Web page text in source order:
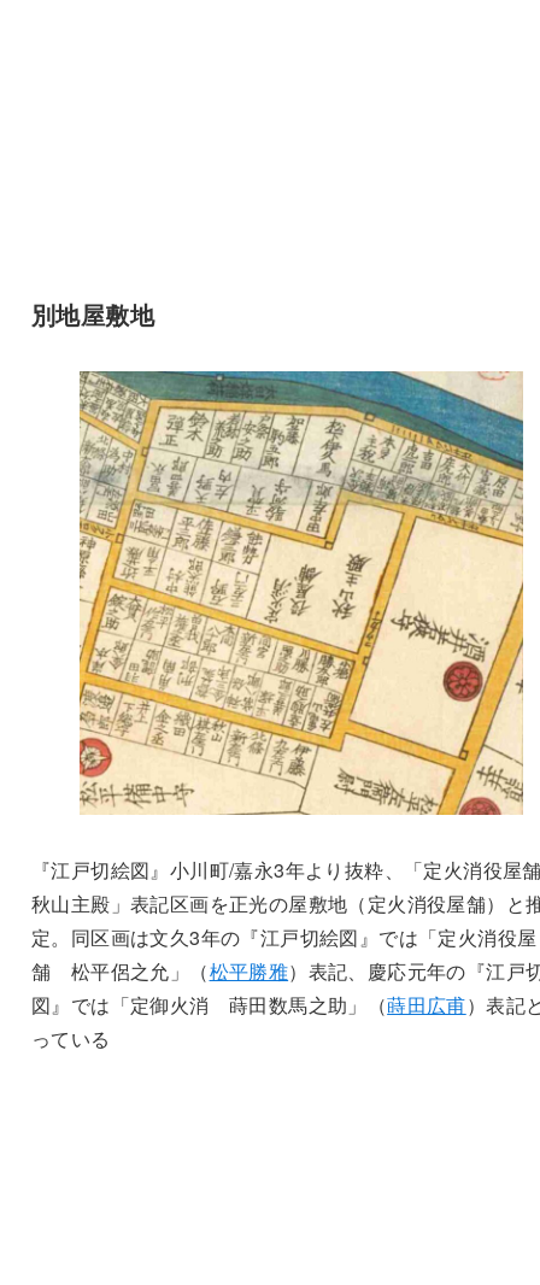
別地屋敷地
『江戸切絵図』小川町/嘉永3年より抜粋、「定火消役
秋山主殿」表記区画を正光の屋敷地（定火消役屋舗）と
定。同区画は文久3年の『江戸切絵図』では「定火消役屋
舗 松平侶之允」（松平勝雅）表記、慶応元年の『江戸
図』では「定御火消 蒔田数馬之助」（蒔田広甫）表記
っている